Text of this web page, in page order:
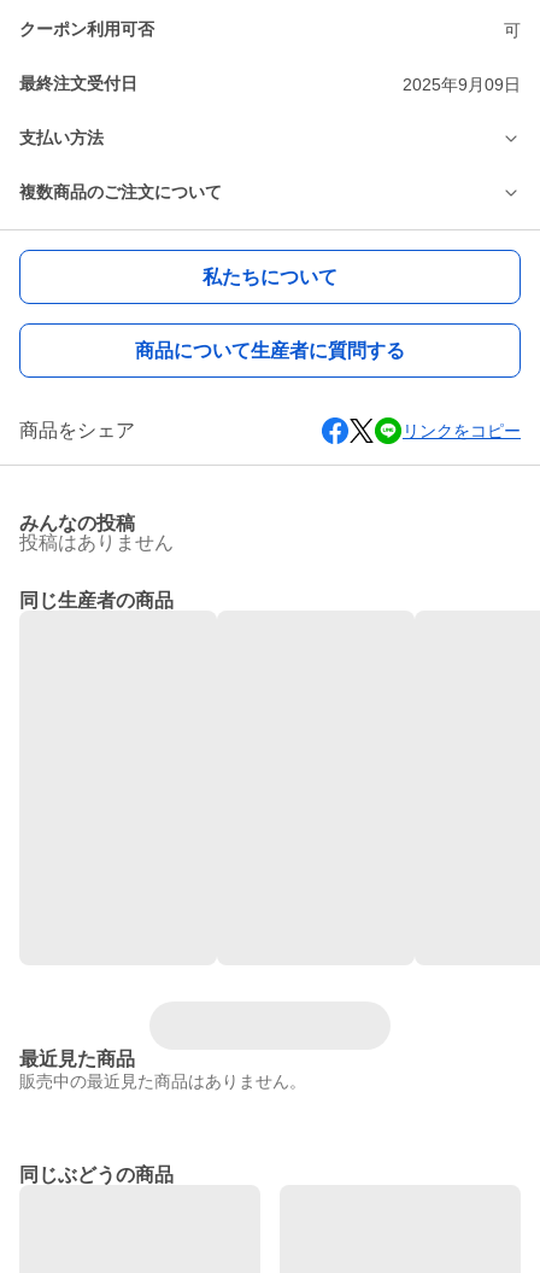
クーポン利用可否 可
最終注文受付日 2025年9月09日
支払い方法
複数商品のご注文について
私たちについて
商品について生産者に質問する
商品をシェア リンクをコピー
みんなの投稿
投稿はありません
同じ生産者の商品
最近見た商品
販売中の最近見た商品はありません。
同じぶどうの商品